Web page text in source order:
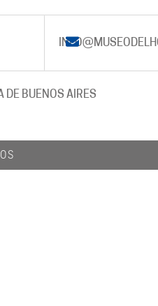
DE BUENOS AIRES